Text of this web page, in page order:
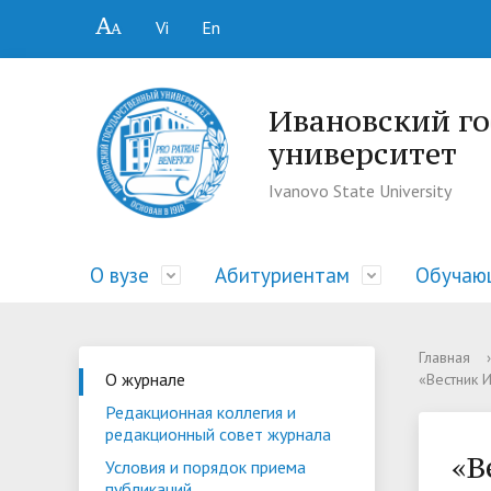
Vi En
Ивановский
университет
Ivanovo State University
О вузе
•
• Преподавателю и сотруднику
• Контакты
Абитуриентам
•
• Общежития
• Проект «Университетский лицей»
к ЕГЭ
•
• Обучение
• Профком
ориентации и содействия
трудоустройству выпускников
«Карьера»
•
•
О журнале
Редакционная коллегия и
редакционный совет журнала
Условия и порядок приема
Главная ›
«Вестник